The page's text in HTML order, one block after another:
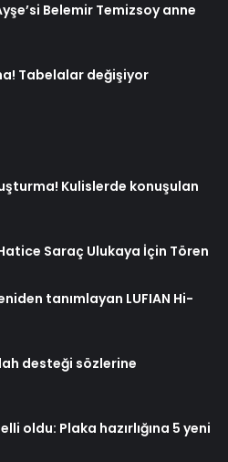
Belemir Temizsoy anne
Tabelalar değişiyor
Kulislerde konuşulan
Saraç Ulukaya İçin Tören
tanımlayan LUFIAN Hi-
desteği sözlerine
oldu: Plaka hazırlığına 5 yeni